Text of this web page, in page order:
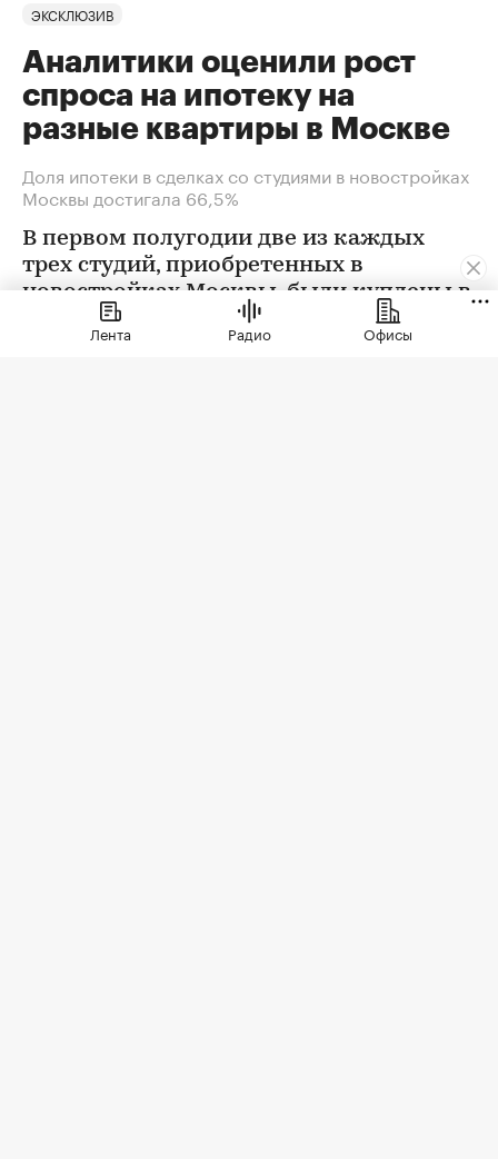
ЭКСКЛЮЗИВ
Аналитики оценили рост
спроса на ипотеку на
разные квартиры в Москве
Доля ипотеки в сделках со студиями в новостройках
Москвы достигала 66,5%
В первом полугодии две из каждых
трех студий, приобретенных в
новостройках Москвы, были куплены в
ипотеку. В сегменте трешек ипотечных
сделок менее половины, а среди
Лента Радио Офисы